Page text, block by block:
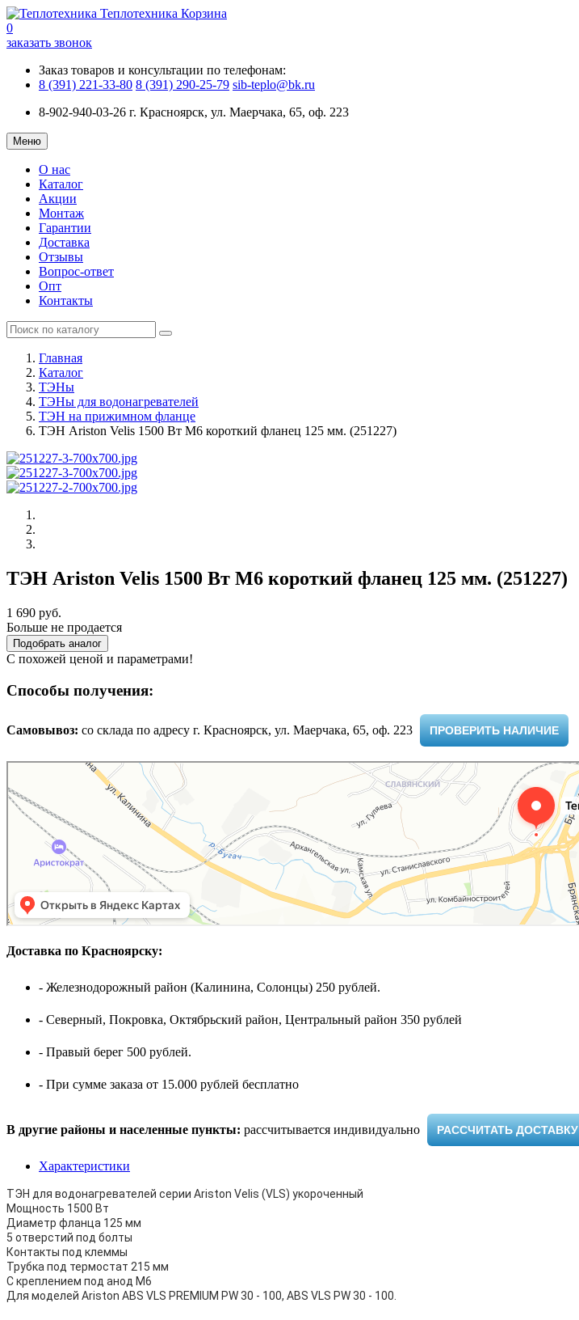
Теплотехника Корзина
0
заказать звонок
Заказ товаров и консультации по телефонам:
8 (391) 221-33-80 8 (391) 290-25-79 sib-teplo@bk.ru
8-902-940-03-26 г. Красноярск, ул. Маерчака, 65, оф. 223
Меню
О нас
Каталог
Акции
Монтаж
Гарантии
Доставка
Отзывы
Вопрос-ответ
Опт
Контакты
Главная
Каталог
ТЭНы
ТЭНы для водонагревателей
ТЭН на прижимном фланце
ТЭН Ariston Velis 1500 Вт M6 короткий фланец 125 мм. (251227)
ТЭН Ariston Velis 1500 Вт M6 короткий фланец 125 мм. (251227)
1 690 руб.
Больше не продается
Подобрать аналог
С похожей ценой и параметрами!
Способы получения:
Самовывоз: cо склада по адресу г. Красноярск, ул. Маерчака, 65, оф. 223 ​ ПРОВЕРИТЬ НАЛИЧИЕ
Доставка по Красноярску:
- Железнодорожный район (Калинина, Солонцы) 250 рублей.
- Северный, Покровка, Октябрьский район, Центральный район 350 рублей
- Правый берег 500 рублей.
- При сумме заказа от 15.000 рублей бесплатно
В другие районы и населенные пункты: рассчитывается индивидуально ​ РАССЧИТАТЬ ДОСТАВКУ
Характеристики
ТЭН для водонагревателей серии Ariston Velis (VLS) укороченный
Мощность 1500 Вт
Диаметр фланца 125 мм
5 отверстий под болты
Контакты под клеммы
Трубка под термостат 215 мм
C креплением под анод M6
Для моделей Ariston ABS VLS PREMIUM PW 30 - 100, ABS VLS PW 30 - 100.